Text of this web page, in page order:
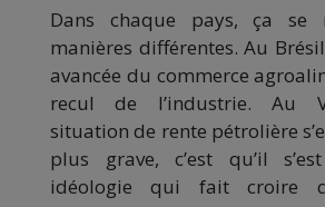
Dans chaque pays, ça se
manières différentes. Au
avancée du commerce
recul de l’industrie. Au
situation de rente pétrolière
plus grave, c’est qu’il
idéologie qui fait croire